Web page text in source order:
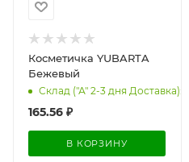
Косметичка YUBARTA
Бежевый
Склад ("А" 2-3 дня Доставка): 19
165.56 ₽
В КОРЗИНУ